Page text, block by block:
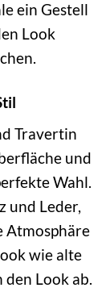
ein Gestell
Look
Travertin
und
Wahl.
und Leder,
Atmosphäre
wie alte
den Look ab.